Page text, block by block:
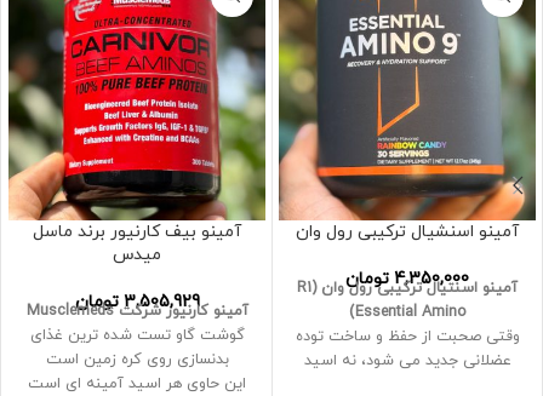
آمینو اسنشیال ترکیبی رول وان
4,350,000 تومان
آمینو اسنتیال ترکیبی رول وان (R1
Essential Amino)
وقتی صحبت از حفظ و ساخت توده
عضلانی جدید می شود، نه اسید
آمینو بیف کارنیور برند ماسل
میدس
3,505,929 تومانآمینو کارنیور شرکت Musclemeds
گوشت گاو تست شده ترین غذای
بدنسازی روی کره زمین است
این حاوی هر اسید آمینه ای است